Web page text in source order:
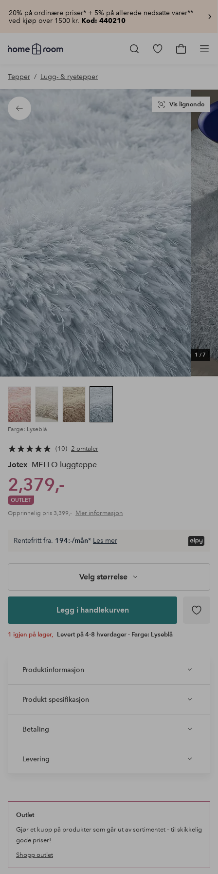
20% på ordinære priser* + 5% på allerede nedsatte varer**
ved kjøp over 1500 kr. Kod: 440210
Homeroom
–
hjemmet
til
lav
pris
Gå
Gå
Tepper Lugg- & ryetepper
Tilbake
1 /7
Vis lignende
Farge: Lyseblå
10 2 omtaler
Jotex MELLO luggteppe
2,379,-
OUTLET
Opprinnelig pris 3,399,- Mer informasjon
størrelse
Legg i
Rentefritt fra. 194:-/mån* Les mer
Velg størrelse
Legg i handlekurven
1 igjen på lager, Levert på 4-8 hverdager - Farge: Lyseblå
Produktinformasjon
Produkt spesifikasjon
Betaling
Levering
Outlet
Gjør et kupp på produkter som går ut av sortimentet – til skikkelig
gode priser!
Shopp outlet